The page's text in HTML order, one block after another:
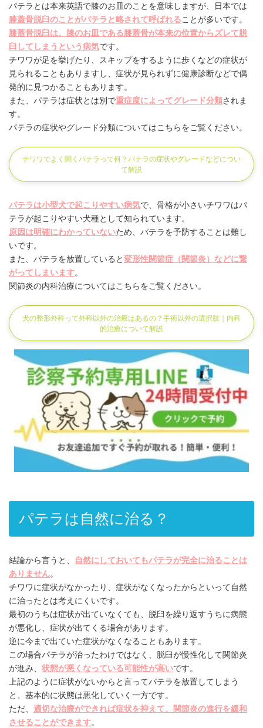
パテラとは本来英語で膝のお皿のことを意味しますが、日本では
膝蓋骨脱臼のことがパテラと略されて呼ばれることが多いです。
膝蓋骨脱臼は、膝のお皿である膝蓋骨が本来の位置からズレて脱
臼してしまうという病気です。
チワワが足を挙げたり、スキップをするように歩くなどの症状が
見られることもありますし、症状が見られずに健康診断などで偶
発的に見つかることもあります。
また、パテラは症状とは別で重症度によってグレード分類されま
す。
パテラの症状やグレード分類についてはこちらをご覧ください。
チワワでよく聞くパテラって何？パテラの症状やグレードなどについ
て解説
パテラは小型犬で起こりやすい病気で、骨格が小さいチワワはパ
テラが起こりやすい犬種として知られています。
原因は明確にわかっていないため、パテラを予防することは難し
いです。
また、パテラを放置していると変形性関節症（関節炎）などに繋
がってしまいます。
関節炎の内科治療についてはこちらをご覧ください。
犬の整形外科って外科以外の治療はあるの？手術以外の選択肢｜内科
的治療について解説
パテラは自然に治る？
結論から言うと、
自然にしておいてもパテラが完全に治ることは
ありません。
チワワに症状がなかったり、症状がなくなったからといって自然
に治ったとは考えにくいです。
最初のうちは症状が出ていなくても、脱臼を繰り返すうちに病態
が悪化し、症状が出てくる場合があります。
逆に今まで出ていた症状がなくなることもあります。
この場合パテラが治ったわけではなく、脱臼が慢性化して関節炎
が進み、 状態が悪くなっている可能性が高いです。
上記のように症状がないからと言ってパテラを放置してしまう
と、基本的に状態は悪化していく一方です。
ただ、 適切な治療ができれば症状を抑えて、関節炎の進行を緩和
させることができます。